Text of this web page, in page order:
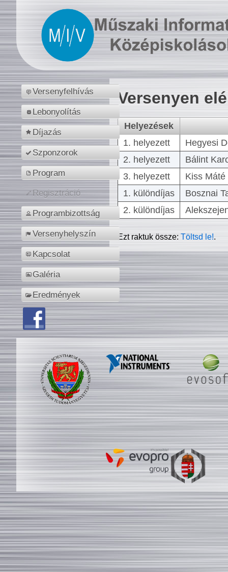
Versenyfelhívás
Lebonyolítás
Díjazás
Szponzorok
Program
Regisztráció
Programbizottság
Versenyhelyszín
Kapcsolat
Galéria
Eredmények
Versenyen
Helyezések
1. helyezett
Hegyesi
2. helyezett
Bálint
3. helyezett
Kiss
1. különdíjas
Bosznai
2. különdíjas
Ezt raktuk össze:Töltsd le!.